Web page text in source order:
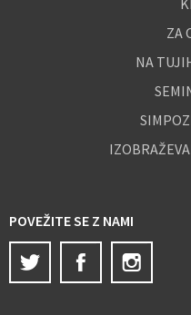
ZA
NA
POVEŽITE SE Z NAMI
Twitter
Facebook